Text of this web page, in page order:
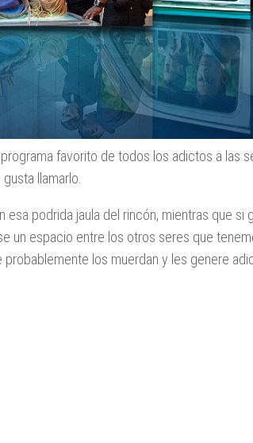
favorito de todos los adictos a las
llamarlo.
podrida jaula del rincón, mientras que si
un espacio entre los otros seres que
los muerdan y les genere